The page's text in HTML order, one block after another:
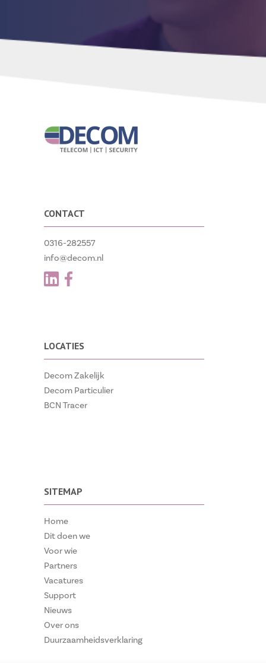
CONTACT
0316-282557
info@decom.nl
LOCATIES
Decom Zakelijk
Decom Particulier
BCN Tracer
SITEMAP
Home
Dit doen we
Voor wie
Partners
Vacatures
Support
Nieuws
Over ons
Duurzaamheidsverklaring